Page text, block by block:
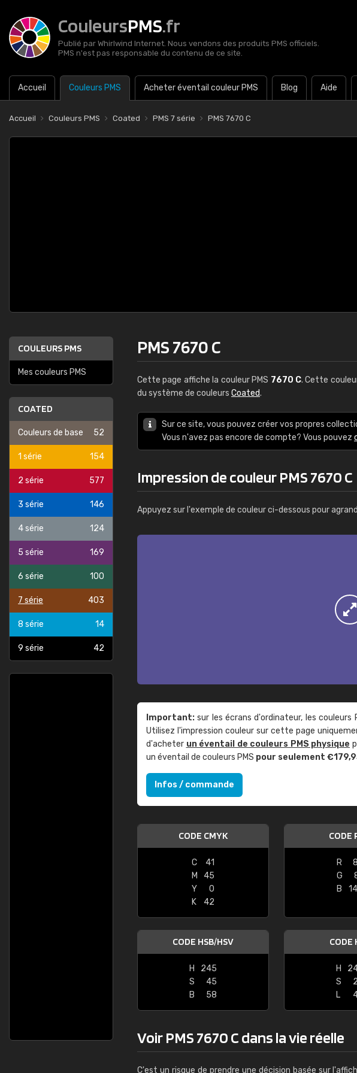
CouleursPMS.fr
Publié par Whirlwind Internet. Nous vendons des produits PMS officiels.
PMS n'est pas responsable du contenu de ce site.
Accueil Couleurs PMS Acheter éventail couleur PMS Blog Aide
Accueil Couleurs PMS Coated PMS 7 série PMS 7670 C
COULEURS PMS
Mes couleurs PMS
COATED
Couleurs de base 52
1 série 154
2 série 577
3 série 146
4 série 124
5 série 169
6 série 100
7 série 403
8 série 14
9 série 42
PMS 7670 C
Cette page affiche la couleur PMS 7670 C. Cette
du système de couleurs Coated.
Sur ce site, vous pouvez créer vos propres
Vous n'avez pas encore de compte? Vous pouvez
Impression de couleur PMS 7670 C
Appuyez sur l'exemple de couleur ci-dessous pour
Important: sur les écrans d'ordinateur, les
Utilisez l'impression couleur sur cette page
d'acheter un éventail de couleurs PMS physique
un éventail de couleurs PMS pour seulement
Infos / commande
CODE CMYK
C
41
M
45
Y
0
K
42
CODE
R
G
B
CODE HSB/HSV
H
245
S
45
B
58
CODE
H
S
L
Voir PMS 7670 C dans la vie réelle
C'est un risque de prendre une décision basée sur